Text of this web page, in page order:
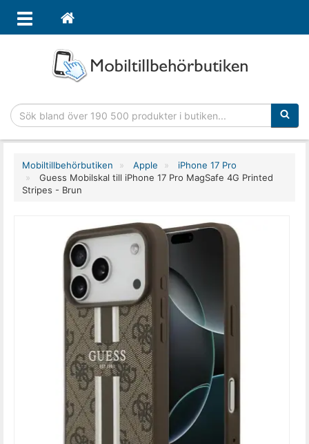
Mobiltillbehörbutiken Apple
iPhone 17 Pro
Guess Mobilskal till iPhone 17 Pro MagSafe 4G Printed
Stripes - Brun